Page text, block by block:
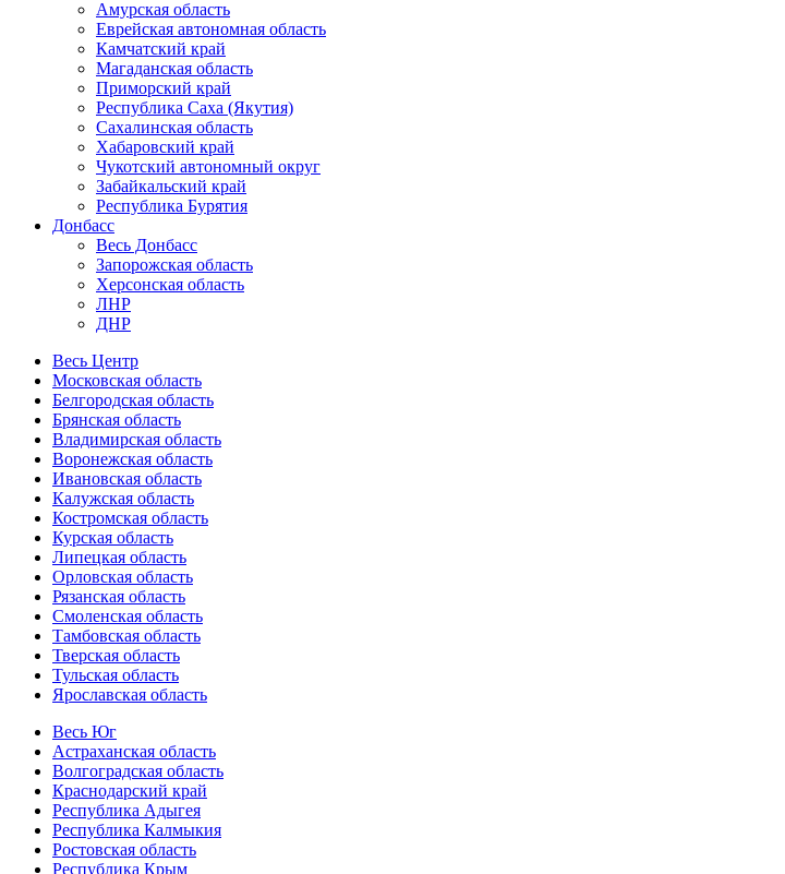
Амурская область
Еврейская автономная область
Камчатский край
Магаданская область
Приморский край
Республика Саха (Якутия)
Сахалинская область
Хабаровский край
Чукотский автономный округ
Забайкальский край
Республика Бурятия
Донбасс
Весь Донбасс
Запорожская область
Херсонская область
ЛНР
ДНР
Весь Центр
Московская область
Белгородская область
Брянская область
Владимирская область
Воронежская область
Ивановская область
Калужская область
Костромская область
Курская область
Липецкая область
Орловская область
Рязанская область
Смоленская область
Тамбовская область
Тверская область
Тульская область
Ярославская область
Весь Юг
Астраханская область
Волгоградская область
Краснодарский край
Республика Адыгея
Республика Калмыкия
Ростовская область
Республика Крым